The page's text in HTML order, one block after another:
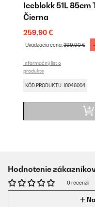
Iceblokk 51L
Čierna
259,90 €
Uvádzacia cena:399,90 €
Informačný list o
produkte
KÓD PRODUKTU: 10046004
Hodnotenie
0 recenzií